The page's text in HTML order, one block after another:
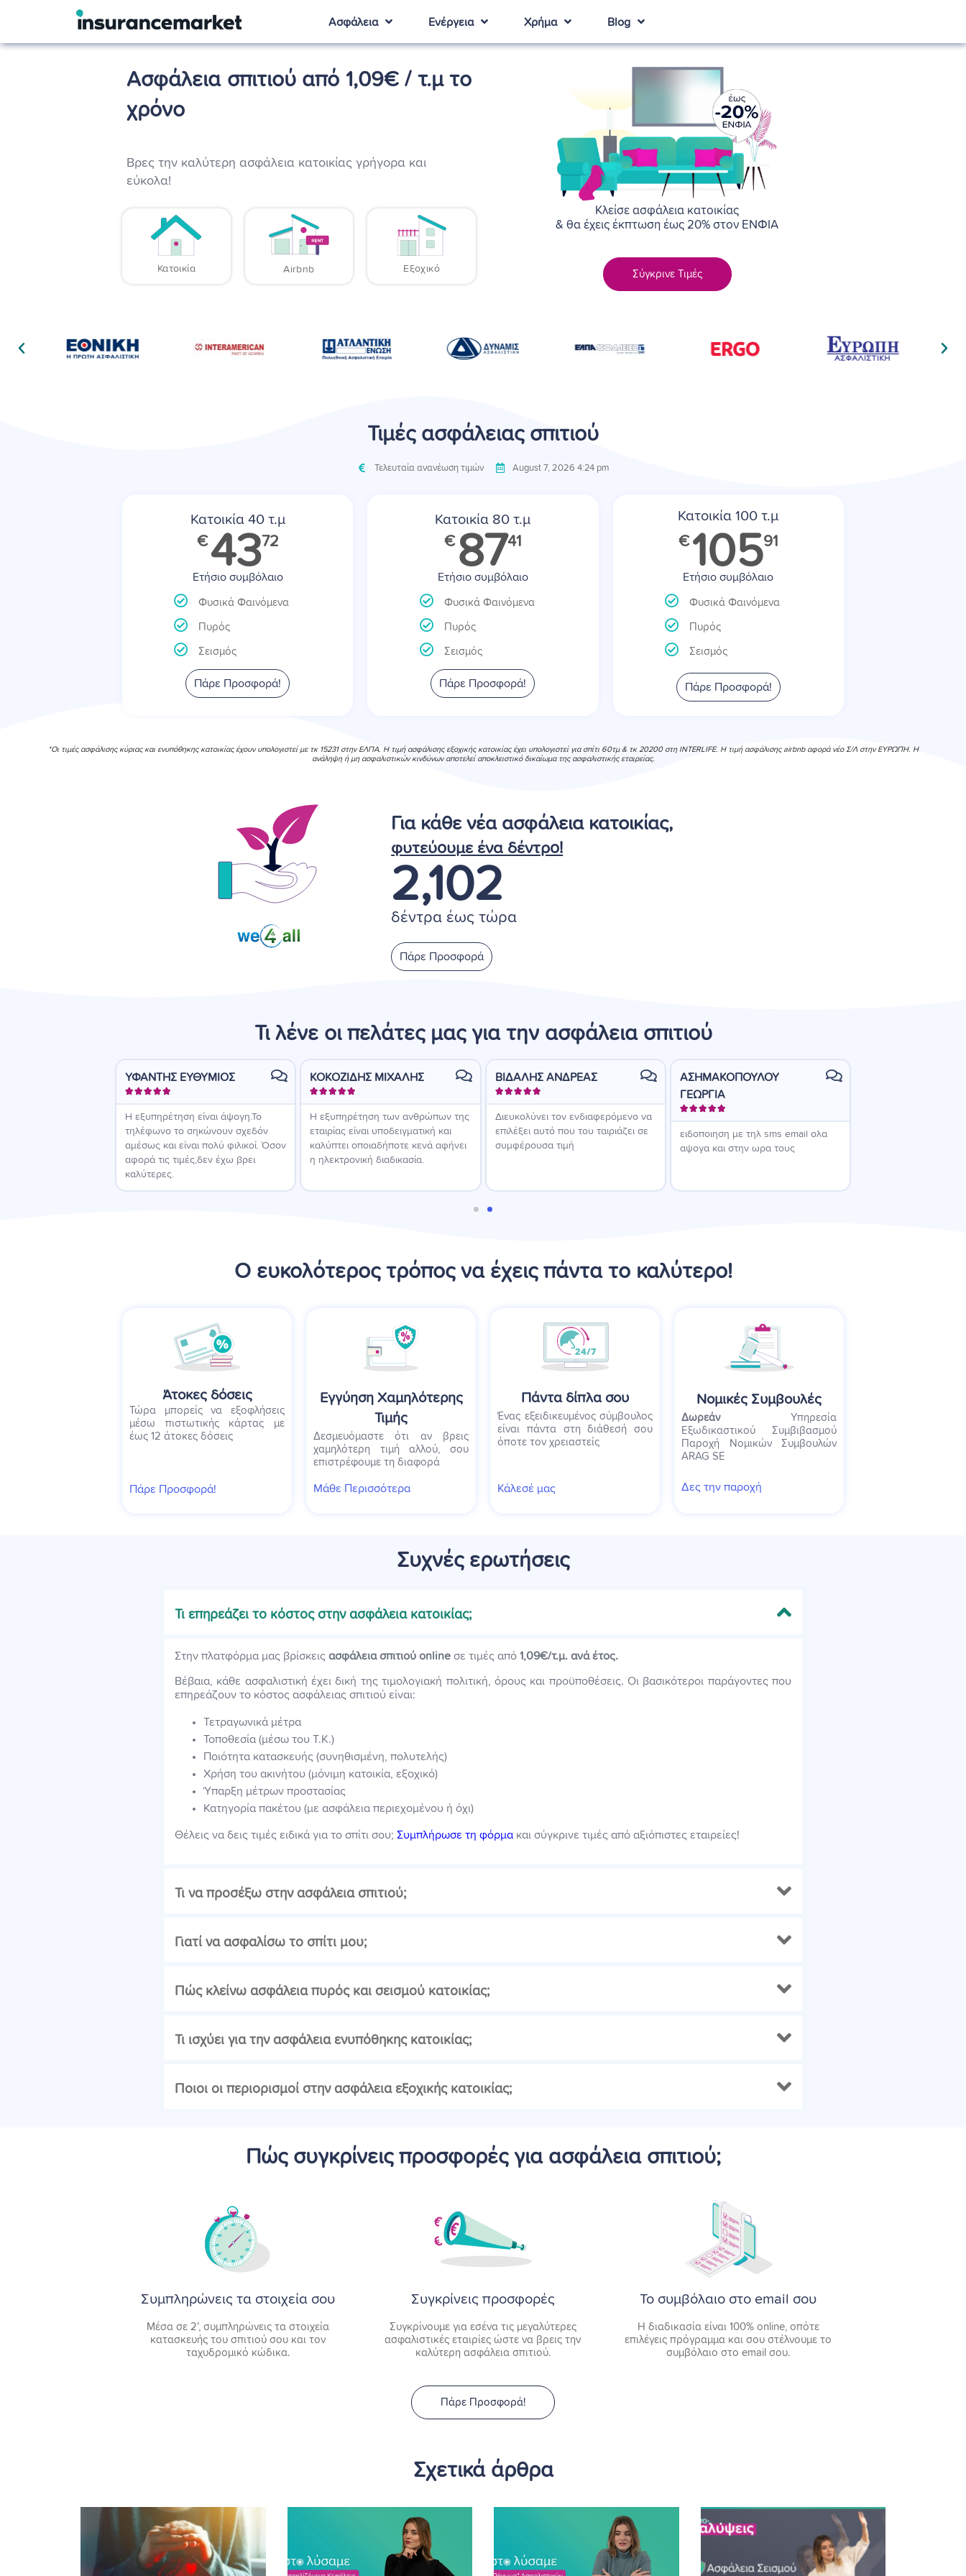
Ασφάλεια Ενέργεια Χρήμα Blog
Ασφάλεια σπιτιού από 1,09€ / τ.μ το
χρόνο
Βρες την καλύτερη ασφάλεια κατοικίας γρήγορα και
εύκολα!
Κατοικία Airbnb Εξοχικό
Κλείσε ασφάλεια κατοικίας
& θα έχεις έκπτωση έως 20% στον ΕΝΦΙΑ
Σύγκρινε Τιμές
Τιμές ασφάλειας σπιτιού
Τελευταία ανανέωση τιμών August 7, 2026 4:24 pm
Κατοικία 40 τ.μ
€4372
Ετήσιο συμβόλαιο
Φυσικά Φαινόμενα
Πυρός
Σεισμός
Πάρε Προσφορά!
Κατοικία 80 τ.μ
€ 8741
Ετήσιο συμβόλαιο
Φυσικά Φαινόμενα
Πυρός
Σεισμός
Πάρε Προσφορά!
Κατοικία 100 τ.μ
€ 10591
Ετήσιο συμβόλαιο
Φυσικά Φαινόμενα
Πυρός
Σεισμός
Πάρε Προσφορά!
*Οι τιμές ασφάλισης κύριας και ενυπόθηκης κατοικίας έχουν υπολογιστεί με τκ 15231 στην ΕΛΠΑ. Η τιμή ασφάλισης εξοχικής κατοικίας έχει υπολογιστεί για σπίτι 60τμ & τκ 20200 στη INTERLIFE. Η τιμή ασφάλισης airbnb αφορά νέο Σ/Λ στην ΕΥΡΩΠΗ. Η
ανάληψη ή μη ασφαλιστικών κινδύνων αποτελεί αποκλειστικό δικαίωμα της ασφαλιστικής εταιρείας.
Για κάθε νέα ασφάλεια κατοικίας,
φυτεύουμε ένα δέντρο!
2,102
δέντρα έως τώρα
Πάρε Προσφορά
Τι λένε οι πελάτες μας για την ασφάλεια σπιτιού
ΥΦΑΝΤΗΣ ΕΥΘΥΜΙΟΣ

Η εξυπηρέτηση είναι άψογη.Το
τηλέφωνο το σηκώνουν σχεδόν
αμέσως και είναι πολύ φιλικοί. Όσον
αφορά τις τιμές,δεν έχω βρει
καλύτερες.
ΚΟΚΟΖΙΔΗΣ ΜΙΧΑΛΗΣ
    
Η εξυπηρέτηση των ανθρώπων της
εταιρίας είναι υποδειγματική και
καλύπτει οποιαδήποτε κενά αφήνει
η ηλεκτρονική διαδικασία.
ΒΙΔΑΛΗΣ ΑΝΔΡΕΑΣ
    
Διευκολύνει τον ενδιαφερόμενο να
επιλέξει αυτό που του ταιριάζει σε
συμφέρουσα τιμή
ΑΣΗΜΑΚΟΠΟΥΛΟΥ
ΓΕΩΡΓΙΑ
    
ειδοποιηση με τηλ sms email ολα
αψογα και στην ωρα τους
Ο ευκολότερος τρόπος να έχεις πάντα το καλύτερο!
Άτοκες δόσεις
Τώρα μπορείς να εξοφλήσεις
μέσω πιστωτικής κάρτας με
έως 12 άτοκες δόσεις
Πάρε Προσφορά!
Εγγύηση Χαμηλότερης
Τιμής
Δεσμευόμαστε ότι αν βρεις
χαμηλότερη τιμή αλλού, σου
επιστρέφουμε τη διαφορά
Μάθε Περισσότερα
Πάντα δίπλα σου
Ένας εξειδικευμένος σύμβουλος
είναι πάντα στη διάθεσή σου
όποτε τον χρειαστείς
Κάλεσέ μας
Νομικές Συμβουλές
ΔωρεάνΥπηρεσία
Εξωδικαστικού Συμβιβασμού
Παροχή Νομικών Συμβουλών
ARAG SE
Δες την παροχή
Συχνές ερωτήσεις
Τι επηρεάζει το κόστος στην ασφάλεια κατοικίας;
Στην πλατφόρμα μας βρίσκεις ασφάλεια σπιτιού online σε τιμές από 1,09€/τ.μ. ανά έτος.
Βέβαια, κάθε ασφαλιστική έχει δική της τιμολογιακή πολιτική, όρους και προϋποθέσεις. Οι βασικότεροι παράγοντες που
επηρεάζουν το κόστος ασφάλειας σπιτιού είναι:
Τετραγωνικά μέτρα
Τοποθεσία (μέσω του Τ.Κ.)
Ποιότητα κατασκευής (συνηθισμένη, πολυτελής)
Χρήση του ακινήτου (μόνιμη κατοικία, εξοχικό)
Ύπαρξη μέτρων προστασίας
Κατηγορία πακέτου (με ασφάλεια περιεχομένου ή όχι)
Θέλεις να δεις τιμές ειδικά για το σπίτι σου; Συμπλήρωσε τη φόρμα και σύγκρινε τιμές από αξιόπιστες εταιρείες!
Τι να προσέξω στην ασφάλεια σπιτιού;
Γιατί να ασφαλίσω το σπίτι μου;
Πώς κλείνω ασφάλεια πυρός και σεισμού κατοικίας;
Τι ισχύει για την ασφάλεια ενυπόθηκης κατοικίας;
Ποιοι οι περιορισμοί στην ασφάλεια εξοχικής κατοικίας;
Πώς συγκρίνεις προσφορές για ασφάλεια σπιτιού;
Συμπληρώνεις τα στοιχεία σου
Μέσα σε 2’, συμπληρώνεις τα στοιχεία
κατασκευής του σπιτιού σου και τον
ταχυδρομικό κώδικα.
Συγκρίνεις προσφορές
Συγκρίνουμε για εσένα τις μεγαλύτερες
ασφαλιστικές εταιρίες ώστε να βρεις την
καλύτερη ασφάλεια σπιτιού.
Το συμβόλαιο στο email σου
Η διαδικασία είναι 100% online, οπότε
επιλέγεις πρόγραμμα και σου στέλνουμε το
συμβόλαιο στο email σου.
Πάρε Προσφορά!
Σχετικά άρθρα